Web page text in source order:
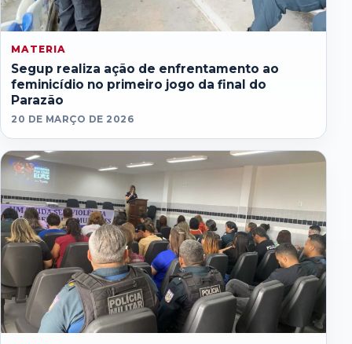
MATERIA
Segup realiza ação de enfrentamento ao
feminicídio no primeiro jogo da final do
Parazão
20 DE MARÇO DE 2026